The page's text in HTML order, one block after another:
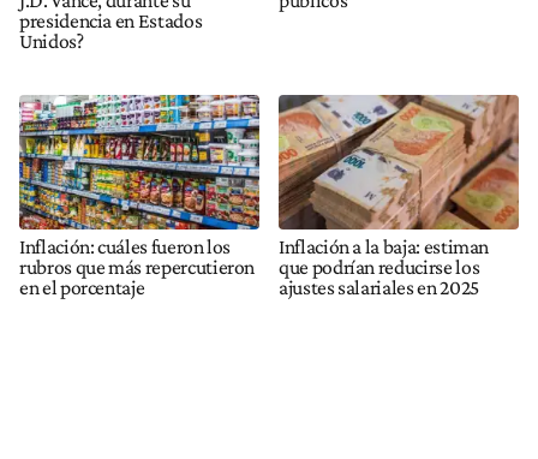
presidencia en Estados
Unidos?
Inflación: cuáles fueron los
rubros que más repercutieron
en el porcentaje
Inflación a la baja: estiman
que podrían reducirse los
ajustes salariales en 2025